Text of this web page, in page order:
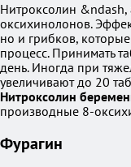
Нитроксолин &ndash,
оксихинолонов.
но и грибков,
процесс. Принимать
день. Иногда при
увеличивают до 20
Нитроксолин
производные 8-
Фурагин